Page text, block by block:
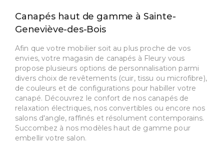
Canapés haut de gamme à Sainte-
Geneviève-des-Bois
Afin que votre mobilier soit au plus proche de vos
envies, votre magasin de canapés à Fleury vous
propose plusieurs options de personnalisation parmi
divers choix de revêtements (cuir, tissu ou microfibre),
de couleurs et de configurations pour habiller votre
canapé. Découvrez le confort de nos canapés de
relaxation électriques, nos convertibles ou encore nos
salons d'angle, raffinés et résolument contemporains.
Succombez à nos modèles haut de gamme pour
embellir votre salon.